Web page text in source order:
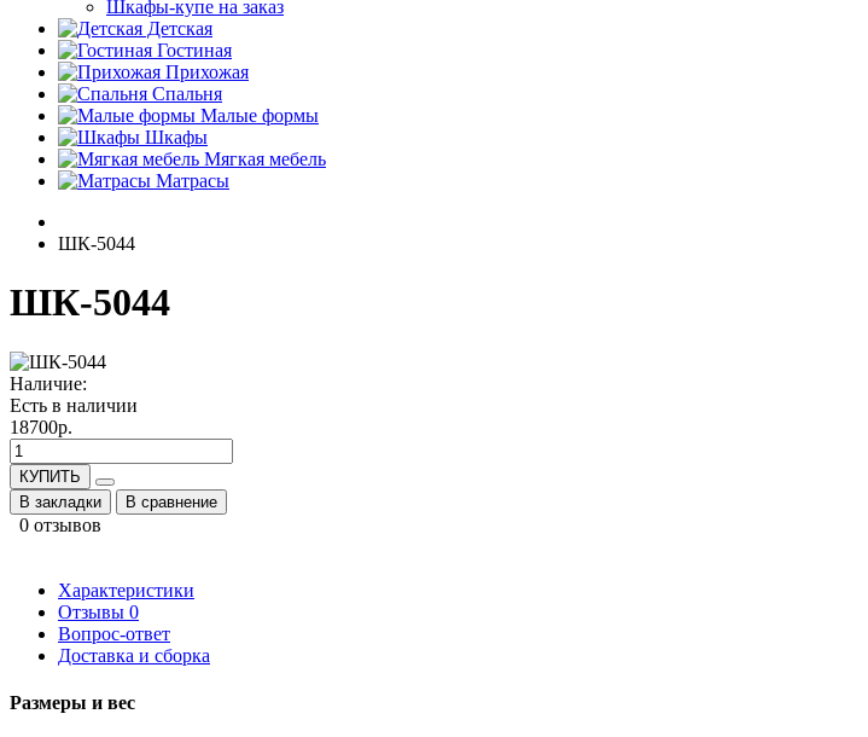
Шкафы-купе на заказ
Детская
Гостиная
Прихожая
Спальня
Малые формы
Шкафы
Мягкая мебель
Матрасы
ШК-5044
ШК-5044
Наличие:
Есть в наличии
18700р.
КУПИТЬ
В закладки
В сравнение
0 отзывов
Характеристики
Отзывы 0
Вопрос-ответ
Доставка и сборка
Размеры и вес